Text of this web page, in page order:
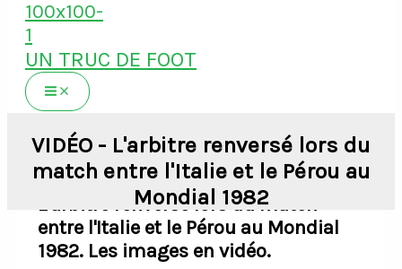
UN TRUC DE FOOT
VIDÉO - L'arbitre renversé lors du
match entre l'Italie et le Pérou au
Mondial 1982
L'arbitre renversé lors du match
entre l'Italie et le Pérou au Mondial
1982. Les images en vidéo.